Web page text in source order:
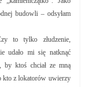
budowli – odsyłam
to tylko złudzenie,
udało mi się natknąć
by ktoś chciał ze mną
kto z lokatorów uwierzy